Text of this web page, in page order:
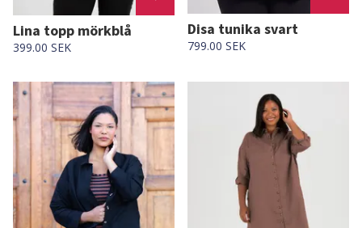
Lina topp mörkblå
399.00 SEK
Disa tunika svart
799.00 SEK